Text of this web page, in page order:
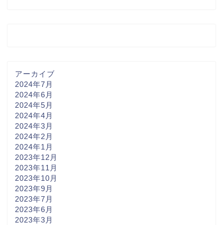
アーカイブ
2024年7月
2024年6月
2024年5月
2024年4月
2024年3月
2024年2月
2024年1月
2023年12月
2023年11月
2023年10月
2023年9月
2023年7月
2023年6月
2023年3月